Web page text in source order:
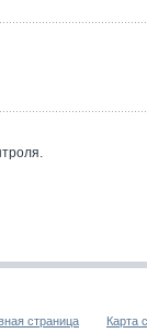
страница Карта